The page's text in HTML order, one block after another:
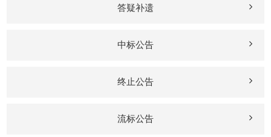
答疑补遗
中标公告
终止公告
流标公告